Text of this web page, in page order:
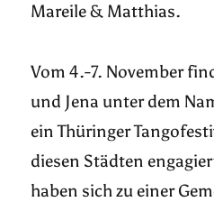
Mareile & Matthias.
Vom 4.-7. November
und Jena unter dem
ein Thüringer
diesen Städten
haben sich zu einer